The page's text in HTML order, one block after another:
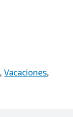
,Vacaciones